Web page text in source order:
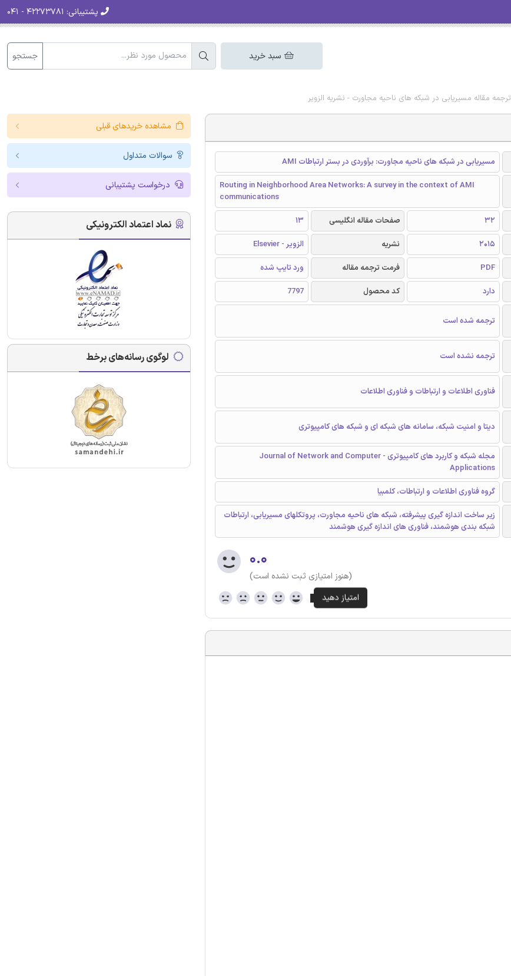
پشتیبانی:
سبد خرید جستجو
ترجمه مقاله مسیریابی در شبکه های ناحیه مجاورت - نشریه الزویر
مسیریابی در شبکه های ناحیه مجاورت: برآوردی در بستر ارتباطات AMI
Routing in Neighborhood Area Networks: A survey in the context of AMI
communications
32 صفحات مقاله انگلیسی
13
2015 نشریه
الزویر - Elsevier
PDF فرمت ترجمه مقاله
ورد تایپ شده
دارد کد محصول
7797
ترجمه شده است
ترجمه نشده است
فناوری اطلاعات و ارتباطات و فناوری اطلاعات
دیتا و امنیت شبکه، سامانه های شبکه ای و شبکه های کامپیوتری
مجله شبکه و کاربرد های کامپیوتری - Journal of Network and Computer
Applications
گروه فناوری اطلاعات و ارتباطات، کلمبیا
زیر ساخت اندازه گیری پیشرفته، شبکه های ناحیه مجاورت، پروتکلهای مسیریابی، ارتباطات
شبکه بندی هوشمند، فناوری های اندازه گیری هوشمند
۰.۰
(هنوز امتیازی ثبت نشده است)
مشاهده خریدهای قبلی
سوالات متداول
درخواست پشتیبانی
نماد اعتماد الکترونیکی
لوگوی رسانه‌های برخط